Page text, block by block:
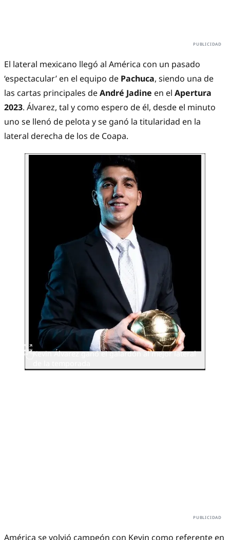
El lateral mexicano llegó al América con un pasado
‘espectacular’ en el equipo de Pachuca, siendo una de
las cartas principales deAndré Jadine en el Apertura
2023. Álvarez, tal y como espero de él, desde el minuto
uno se llenó de pelota y se ganó la titularidad en la
lateral derecha de los de Coapa.
Kevin Álvarez ganó el galardón al mejor lateral
América se volvió campeón con Kevin como referente en